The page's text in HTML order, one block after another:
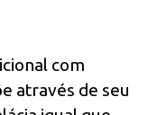
com
através de seu